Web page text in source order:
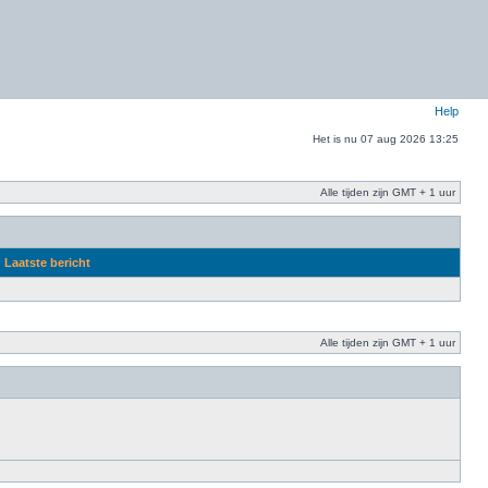
Help
Het is nu 07 aug 2026 13:25
Alle tijden zijn GMT + 1 uur
Laatste bericht
Alle tijden zijn GMT + 1 uur